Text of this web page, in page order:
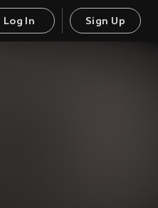
Log In Sign Up